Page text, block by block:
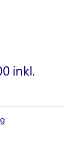
inkl.